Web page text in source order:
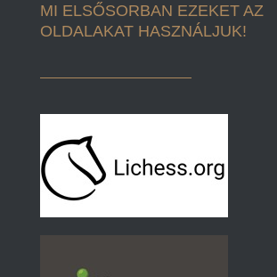
MI ELSŐSORBAN EZEKET AZ
OLDALAKAT HASZNÁLJUK!